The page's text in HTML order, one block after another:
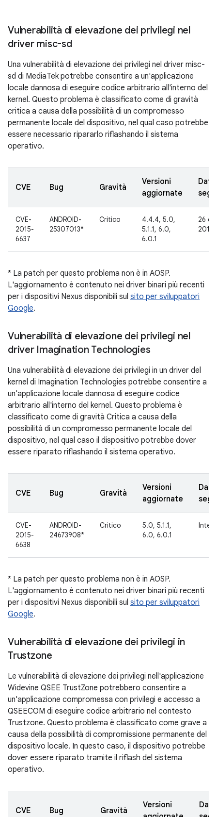
Vulnerabilità di elevazione dei privilegi nel
driver misc-sd
Una vulnerabilità di elevazione dei privilegi nel driver misc-
sd di MediaTek potrebbe consentire a un'applicazione
locale dannosa di eseguire codice arbitrario all'interno del
kernel. Questo problema è classificato come di gravità
critica a causa della possibilità di un compromesso
permanente locale del dispositivo, nel qual caso potrebbe
essere necessario ripararlo riflashando il sistema
operativo.
CVE Bug Gravità
Versioni
aggiornate
Data
CVE-
2015-
6637
ANDROID-
25307013*
Critico
4.4.4, 5.0,
5.1.1, 6.0,
6.0.1
26
2015
* La patch per questo problema non è in AOSP.
L'aggiornamento è contenuto nei driver binari più recenti
per i dispositivi Nexus disponibili sul sito per sviluppatori
Google.
Vulnerabilità di elevazione dei privilegi nel
driver Imagination Technologies
Una vulnerabilità di elevazione dei privilegi in un driver del
kernel di Imagination Technologies potrebbe consentire a
un'applicazione locale dannosa di eseguire codice
arbitrario all'interno del kernel. Questo problema è
classificato come di gravità Critica a causa della
possibilità di un compromesso permanente locale del
dispositivo, nel qual caso il dispositivo potrebbe dover
essere riparato riflashando il sistema operativo.
CVE Bug Gravità
Versioni
aggiornate
Data
CVE-
2015-
6638
ANDROID-
24673908*
Critico
5.0, 5.1.1,
6.0, 6.0.1
* La patch per questo problema non è in AOSP.
L'aggiornamento è contenuto nei driver binari più recenti
per i dispositivi Nexus disponibili sul sito per sviluppatori
Google.
Vulnerabilità di elevazione dei privilegi in
Trustzone
Le vulnerabilità di elevazione dei privilegi nell'applicazione
Widevine QSEE TrustZone potrebbero consentire a
un'applicazione compromessa con privilegi e accesso a
QSEECOM di eseguire codice arbitrario nel contesto
Trustzone. Questo problema è classificato come grave a
causa della possibilità di compromissione permanente del
dispositivo locale. In questo caso, il dispositivo potrebbe
dover essere riparato tramite il riflash del sistema
operativo.
CVE Bug Gravità
Versioni
Data